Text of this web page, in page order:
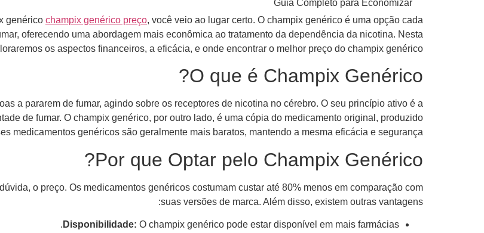
genérico champix genérico preço, você veio ao lugar certo. O champix genérico é uma opção cada
oferecendo uma abordagem mais econômica ao tratamento da dependência da nicotina. Nesta
os aspectos financeiros, a eficácia, e onde encontrar o melhor preço do champix genérico.
O que é Champix Genérico?
a pararem de fumar, agindo sobre os receptores de nicotina no cérebro. O seu princípio ativo é a
de fumar. O champix genérico, por outro lado, é uma cópia do medicamento original, produzido
medicamentos genéricos são geralmente mais baratos, mantendo a mesma eficácia e segurança.
Por que Optar pelo Champix Genérico?
o preço. Os medicamentos genéricos costumam custar até 80% menos em comparação com
suas versões de marca. Além disso, existem outras vantagens:
Disponibilidade: O champix genérico pode estar disponível em mais farmácias.